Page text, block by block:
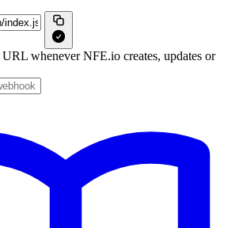
whenever NFE.io creates, updates or